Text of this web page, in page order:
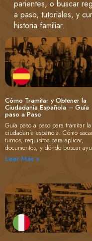
parientes, o buscar
a paso, tutoriales, y
historia familiar.
Cómo Tramitar y Obtener la
Ciudadanía Española – Guía
paso a Paso
Guía paso a paso para tramitar la
ciudadanía española. Cómo
turnos, requisitos para aplicar,
documentos, y dónde buscar
Leer Más »